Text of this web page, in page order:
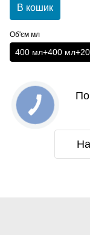
В кошик
Об'єм мл
400 мл+400